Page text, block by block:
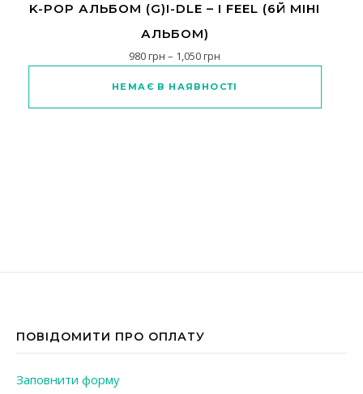
K-POP АЛЬБОМ (G)I-DLE – I FEEL (6Й МІНІ
АЛЬБОМ)
980грн – 1,050грн
НЕМАЄ В НАЯВНОСТІ
ПОВІДОМИТИ ПРО ОПЛАТУ
Заповнити форму